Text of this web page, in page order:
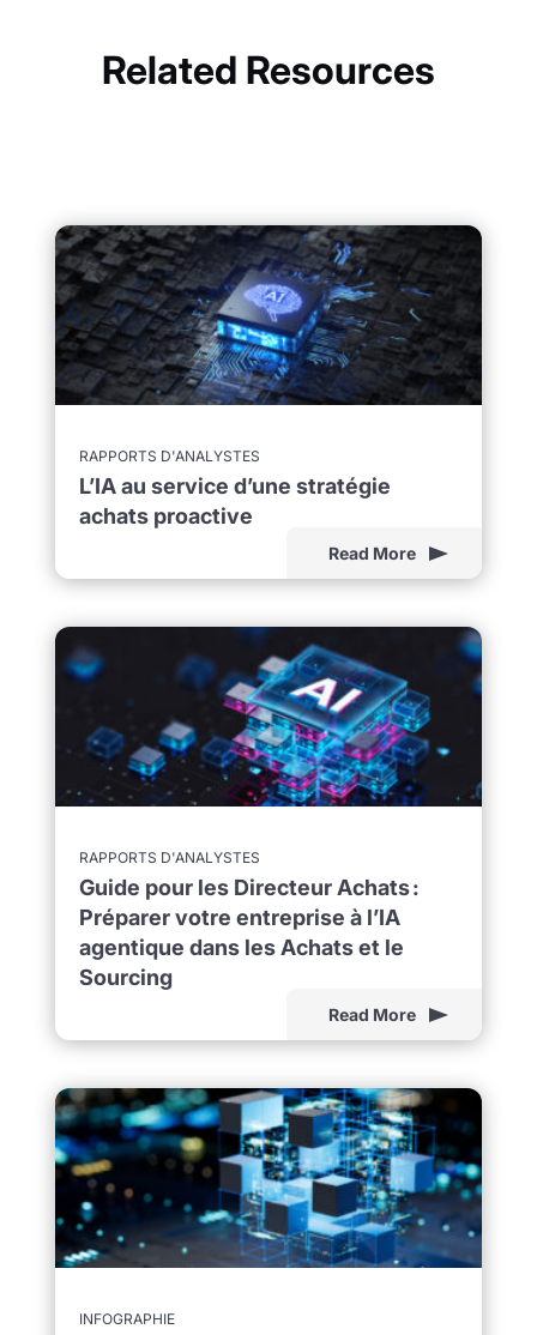
Related Resources
RAPPORTS D'ANALYSTES
L’IA au service d’une stratégie
achats proactive
Read More
RAPPORTS D'ANALYSTES
Guide pour les Directeur Achats :
Préparer votre entreprise à l’IA
agentique dans les Achats et le
Sourcing
Read More
INFOGRAPHIE